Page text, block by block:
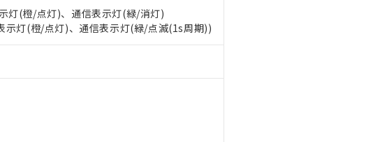
灯(橙/点灯)、通信表示灯(緑/消灯)
示灯(橙/点灯)、通信表示灯(緑/点滅(1s周期))
制御機器事業取扱商品の当社在庫状況および標準価格(税抜)を提供させていただ
ど無形物で、有害物質有無と関係のない商品です。
含有部品としていたものが、含有品と判明した場合などやむを得ず変更すること
1000ppm以下、 カドミウム(Cd) 100ppm以下、
、ポリ臭化ビフェニル類(PBB) 1000ppm以下、ポリ臭化ジフェニルエーテル類(PBDE) 1000ppm以下、
(DEHP)(別名：DOP) 1000ppm以下、フタル酸ブチルベンジル（BBP） 1000ppm以下、フタル酸ジブチ
ル酸ジイソブチル (DIBP) 1000ppm以下
よび制御機器に対する適用除外項目は除く。
販売部門へお問い合わせください。
：
、 Cd(カドミウム) : 100ppm、
製品のうち、外国為替および外国貿易法に定める商品（以下｢規制貨物等」とい